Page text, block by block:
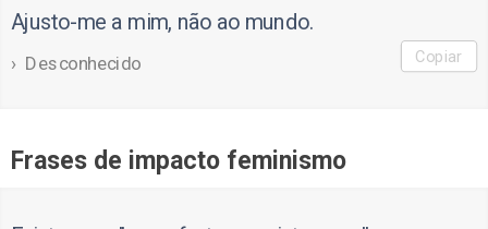
Ajusto-me a mim, não ao mundo.
Desconhecido Copiar
Frases de impacto feminismo